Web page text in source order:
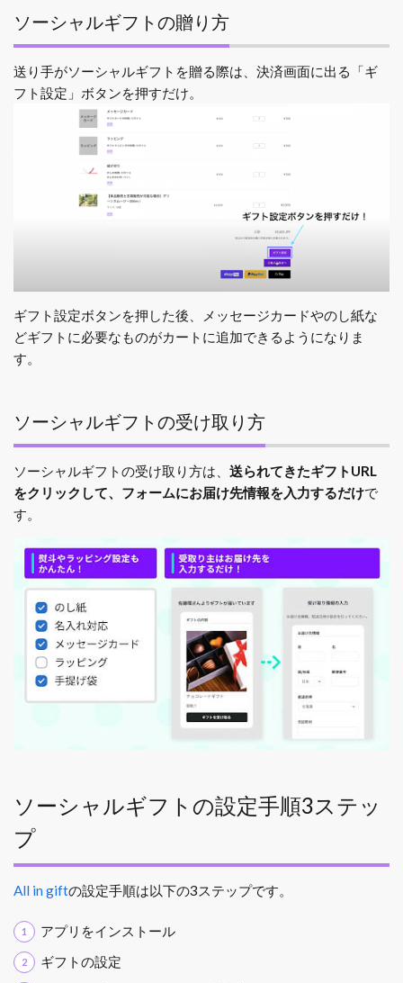
ソーシャルギフトの贈り方
送り手がソーシャルギフトを贈る際は、決済画面に出る「ギ
フト設定」ボタンを押すだけ。
ギフト設定ボタンを押した後、メッセージカードやのし紙な
どギフトに必要なものがカートに追加できるようになりま
す。
ソーシャルギフトの受け取り方
ソーシャルギフトの受け取り方は、 送られてきたギフトURL
をクリックして、フォームにお届け先情報を入力するだけで
す。
ソーシャルギフトの設定手順3ステッ
プ
All in giftの設定手順は以下の3ステップです。
アプリをインストール
ギフトの設定